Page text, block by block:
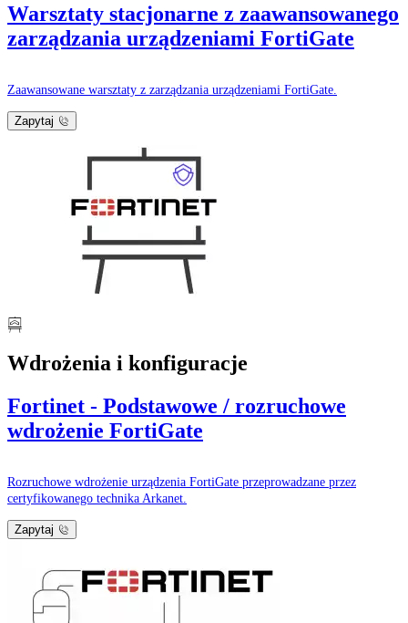
Warsztaty stacjonarne z zaawansowanego
zarządzania urządzeniami FortiGate
Zaawansowane warsztaty z zarządzania urządzeniami FortiGate.
Zapytaj
Wdrożenia i konfiguracje
Fortinet - Podstawowe / rozruchowe
wdrożenie FortiGate
Rozruchowe wdrożenie urządzenia FortiGate przeprowadzane przez
certyfikowanego technika Arkanet.
Zapytaj